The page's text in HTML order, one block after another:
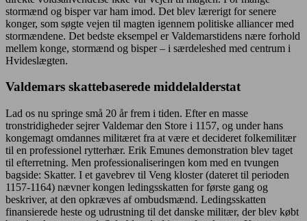
stormænd og bisper var ham imod. Det blev lærerigt for senere
konger, som søgte vejen til magten igennem politiske alliancer med
stormændene. Det bedste eksempel er Valdemarstidens nære forhold
mellem konge, stormænd og bisper – i særdeleshed med centrum i
Hvideslægten.
Valdemars skattebaserede middelalderstat
Lad os nu springe små 20 år frem i tiden. Efter en masse
tronstridigheder sejrer Valdemar den Store i 1157, og under hans
kongemagt omdannes militæret fra at være et decideret folkemilitær
til en professionel rytterhær. Erik Emunes demonstration blev taget
til efterretning. Men professionaliseringen kom med en tvungen
bagside: Skatter. I et gavebrev til Veng kloster (dateret til perioden
1157-1164) nævner kongen ledingsskatten for første gang og
beskriver, at den opkræves af ombudsmænd. Ledingsskatten
finansierede heste og udrustning til det danske militær, der blev købt